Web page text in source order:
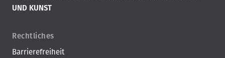
UND KUNST
Rechtliches
Barrierefreiheit